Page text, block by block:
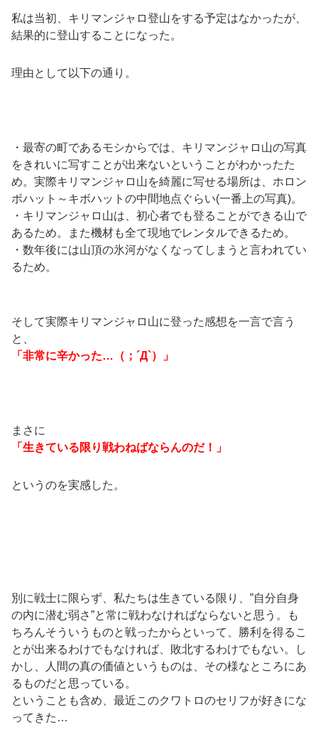
私は当初、キリマンジャロ登山をする予定はなかったが、
結果的に登山することになった。
理由として以下の通り。
・最寄の町であるモシからでは、キリマンジャロ山の写真
をきれいに写すことが出来ないということがわかったた
め。実際キリマンジャロ山を綺麗に写せる場所は、ホロン
ボハット～キボハットの中間地点ぐらい(一番上の写真)。
・キリマンジャロ山は、初心者でも登ることができる山で
あるため。また機材も全て現地でレンタルできるため。
・数年後には山頂の氷河がなくなってしまうと言われてい
るため。
そして実際キリマンジャロ山に登った感想を一言で言う
と、
「非常に辛かった…（；´Д`）」
まさに
「生きている限り戦わねばならんのだ！」
というのを実感した。
別に戦士に限らず、私たちは生きている限り、”自分自身
の内に潜む弱さ”と常に戦わなければならないと思う。も
ちろんそういうものと戦ったからといって、勝利を得るこ
とが出来るわけでもなければ、敗北するわけでもない。し
かし、人間の真の価値というものは、その様なところにあ
るものだと思っている。
ということも含め、最近このクワトロのセリフが好きにな
ってきた…